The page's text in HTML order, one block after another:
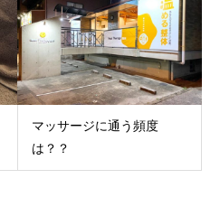
マッサージに通う頻度
は？？